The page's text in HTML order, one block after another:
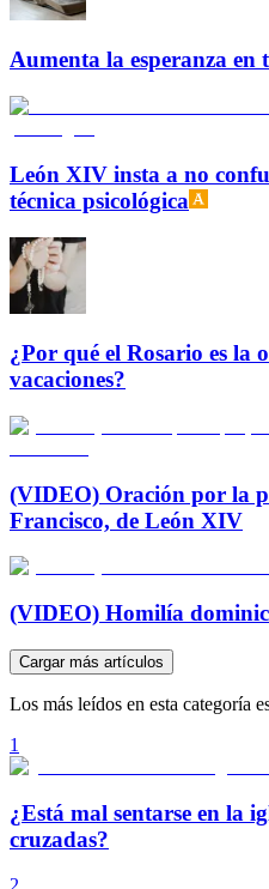
Aumenta la esperanza
León XIV insta a no
técnica psicológica
¿Por qué el Rosario es la
vacaciones?
(VIDEO) Oración por la
Francisco, de León XIV
(VIDEO) Homilía
Cargar más artículos
Los más leídos en esta categoría
1
¿Está mal sentarse en la
cruzadas?